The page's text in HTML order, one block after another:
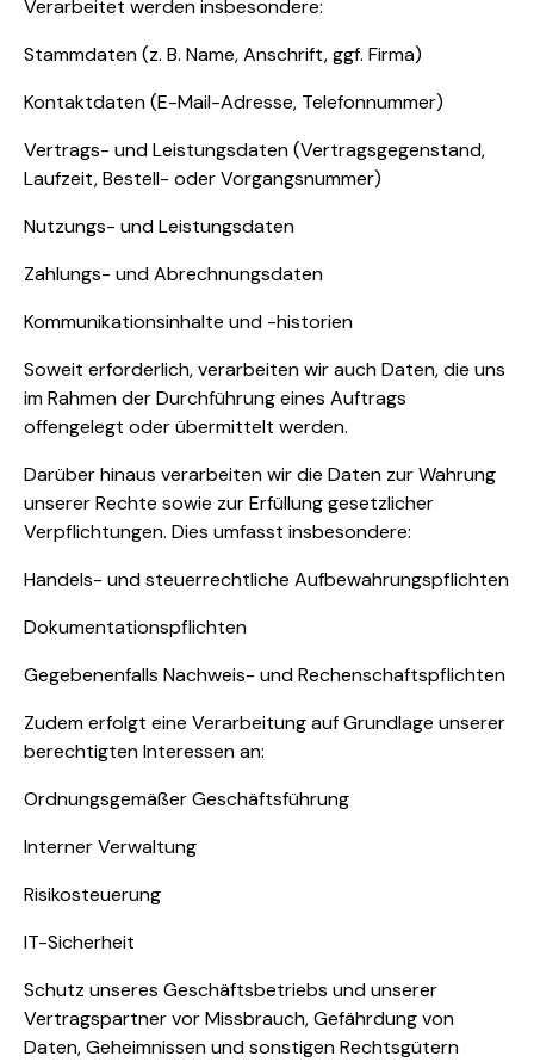
Verarbeitet werden insbesondere:
Stammdaten (z. B. Name, Anschrift, ggf. Firma)
Kontaktdaten (E-Mail-Adresse, Telefonnummer)
Vertrags- und Leistungsdaten (Vertragsgegenstand,
Laufzeit, Bestell- oder Vorgangsnummer)
Nutzungs- und Leistungsdaten
Zahlungs- und Abrechnungsdaten
Kommunikationsinhalte und -historien
Soweit erforderlich, verarbeiten wir auch Daten, die uns
im Rahmen der Durchführung eines Auftrags
offengelegt oder übermittelt werden.
Darüber hinaus verarbeiten wir die Daten zur Wahrung
unserer Rechte sowie zur Erfüllung gesetzlicher
Verpflichtungen. Dies umfasst insbesondere:
Handels- und steuerrechtliche Aufbewahrungspflichten
Dokumentationspflichten
Gegebenenfalls Nachweis- und Rechenschaftspflichten
Zudem erfolgt eine Verarbeitung auf Grundlage unserer
berechtigten Interessen an:
Ordnungsgemäßer Geschäftsführung
Interner Verwaltung
Risikosteuerung
IT-Sicherheit
Schutz unseres Geschäftsbetriebs und unserer
Vertragspartner vor Missbrauch, Gefährdung von
Daten, Geheimnissen und sonstigen Rechtsgütern